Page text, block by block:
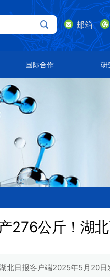
English
国际合作
总体概况
合作伙伴
邮箱
国际合作 研
276公斤！湖
北日报客户端2025年5月20日